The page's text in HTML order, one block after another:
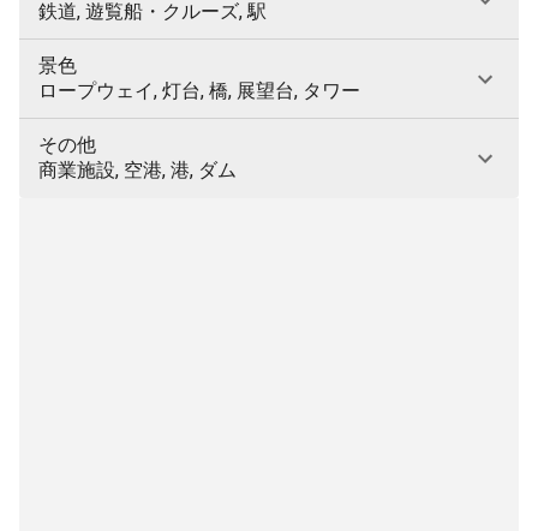
鉄道, 遊覧船・クルーズ, 駅
景色
ロープウェイ, 灯台, 橋, 展望台, タワー
その他
商業施設, 空港, 港, ダム